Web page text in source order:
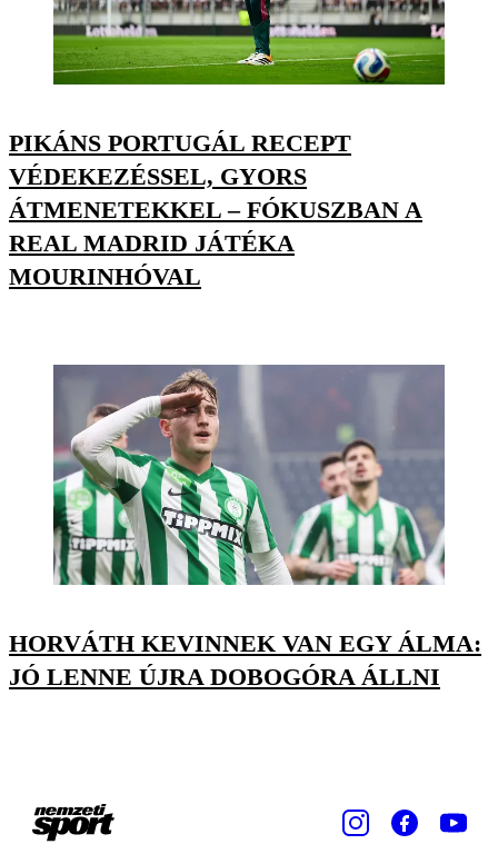
PIKÁNS PORTUGÁL RECEPT
VÉDEKEZÉSSEL, GYORS
ÁTMENETEKKEL – FÓKUSZBAN A
REAL MADRID JÁTÉKA
MOURINHÓVAL
HORVÁTH KEVINNEK VAN EGY ÁLMA:
JÓ LENNE ÚJRA DOBOGÓRA ÁLLNI